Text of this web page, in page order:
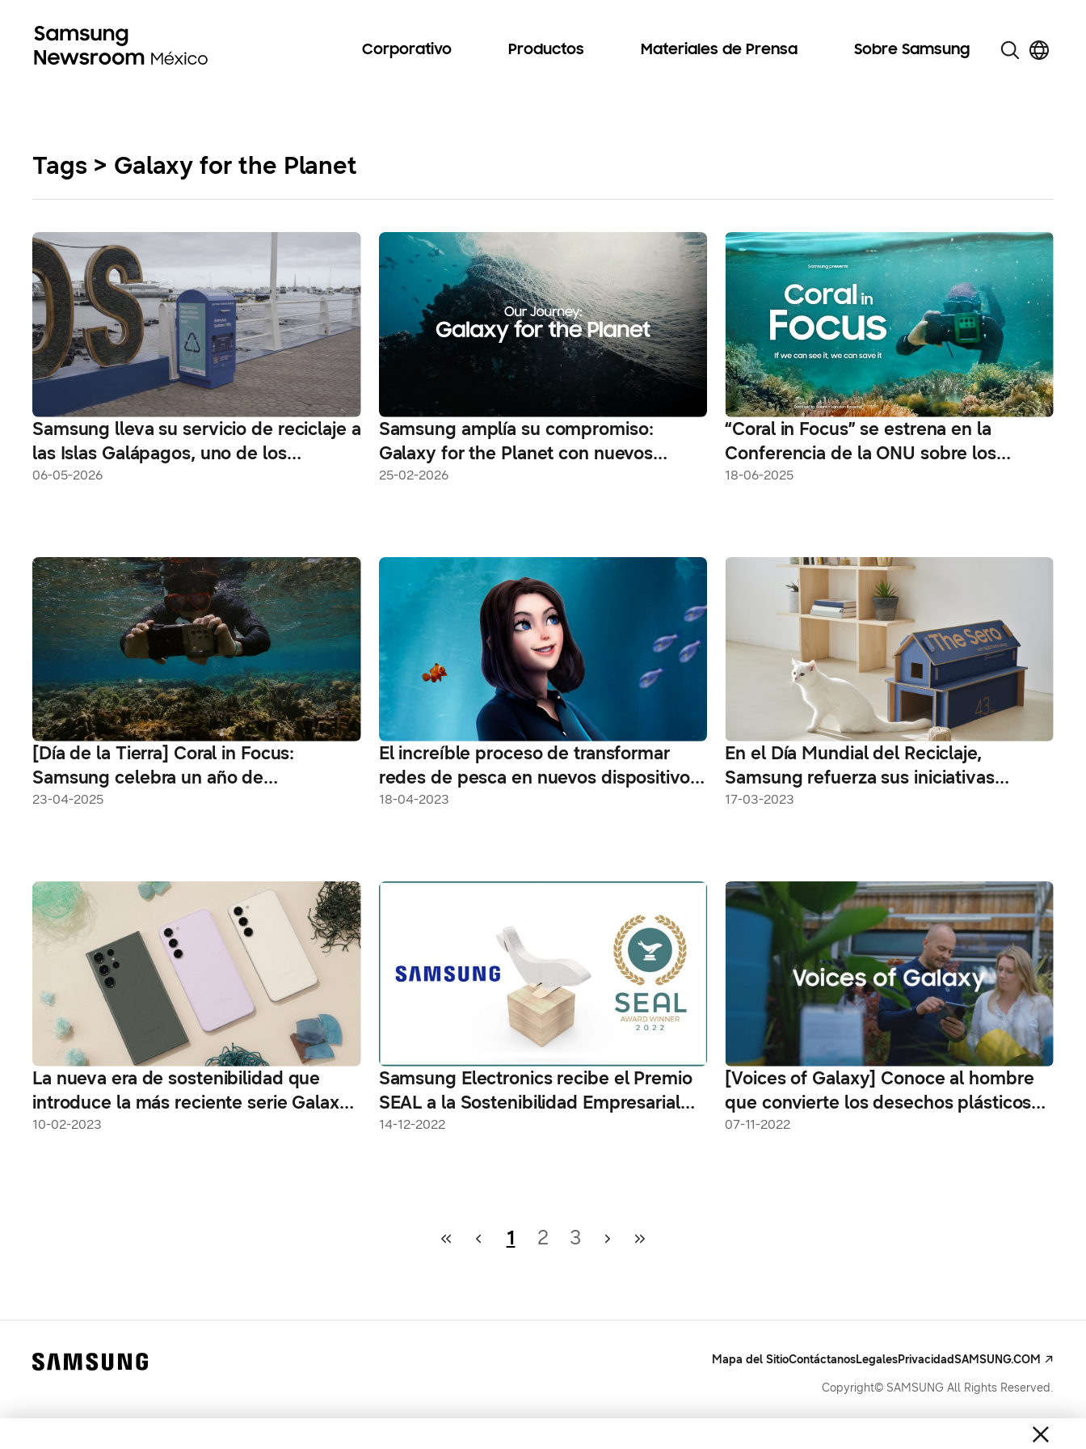
Corporativo Productos Materiales de Prensa Sobre Samsung
Tags > Galaxy for the Planet
Samsung lleva su servicio de reciclaje a
las Islas Galápagos, uno de los
mayores paraísos ecológicos de
06-05-2026
Samsung amplía su compromiso:
Galaxy for the Planet con nuevos
objetivos hacia 2030
25-02-2026
“Coral in Focus” se estrena en la
Conferencia de la ONU sobre los
Océanos, un llamado a la innovación y
18-06-2025
[Día de la Tierra] Coral in Focus:
Samsung celebra un año de
restauración de ecosistemas marinos
23-04-2025
El increíble proceso de transformar
redes de pesca en nuevos dispositivos
Galaxy
18-04-2023
En el Día Mundial del Reciclaje,
Samsung refuerza sus iniciativas
sostenibles
17-03-2023
La nueva era de sostenibilidad que
introduce la más reciente serie Galaxy
S23
10-02-2023
Samsung Electronics recibe el Premio
SEAL a la Sostenibilidad Empresarial
2022 por la reutilización de plásticos
14-12-2022
[Voices of Galaxy] Conoce al hombre
que convierte los desechos plásticos
destinados al océano en algo positivo
07-11-2022
1 2 3
Mapa del SitioContáctanosLegalesPrivacidadSAMSUNG.COM
Copyright© SAMSUNG All Rights Reserved.